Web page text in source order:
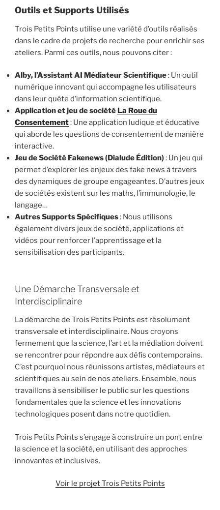
Outils et Supports Utilisés
Trois Petits Points utilise une variété d’outils réalisés
dans le cadre de projets de recherche pour enrichir ses
ateliers. Parmi ces outils, nous pouvons citer :
Alby, l’Assistant AI Médiateur Scientifique: Un outil
numérique innovant qui accompagne les utilisateurs
dans leur quête d’information scientifique.
Application et jeu de société La Roue du
Consentement: Une application ludique et éducative
qui aborde les questions de consentement de manière
interactive.
Jeu de Société Fakenews (Dialude Édition): Un jeu qui
permet d’explorer les enjeux des fake news à travers
des dynamiques de groupe engageantes. D’autres jeux
de sociétés existent sur les maths, l’immunologie, le
langage…
Autres Supports Spécifiques: Nous utilisons
également divers jeux de société, applications et
vidéos pour renforcer l’apprentissage et la
sensibilisation des participants.
Une Démarche Transversale et
Interdisciplinaire
La démarche de Trois Petits Points est résolument
transversale et interdisciplinaire. Nous croyons
fermement que la science, l’art et la médiation doivent
se rencontrer pour répondre aux défis contemporains.
C’est pourquoi nous réunissons artistes, médiateurs et
scientifiques au sein de nos ateliers. Ensemble, nous
travaillons à sensibiliser le public sur les questions
fondamentales que la science et les innovations
technologiques posent dans notre quotidien.
Trois Petits Points s’engage à construire un pont entre
la science et la société, en utilisant des approches
innovantes et inclusives.
Voir le projet Trois Petits Points